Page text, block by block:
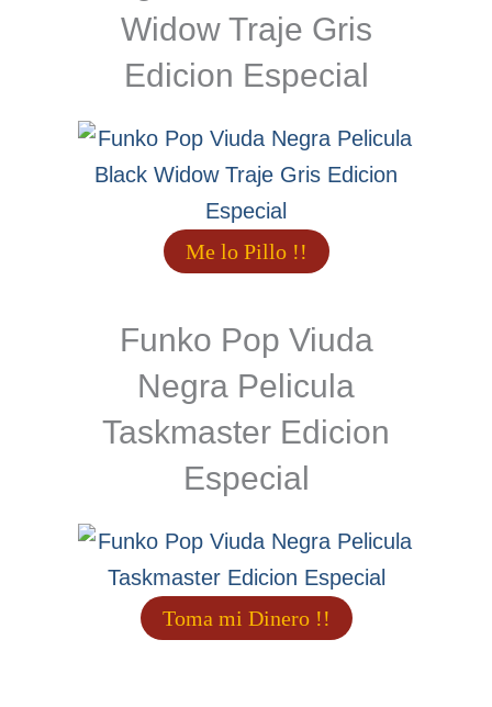
Widow Traje Gris
Edicion Especial
Me lo Pillo !!
Funko Pop Viuda
Negra Pelicula
Taskmaster Edicion
Especial
Toma mi Dinero !!